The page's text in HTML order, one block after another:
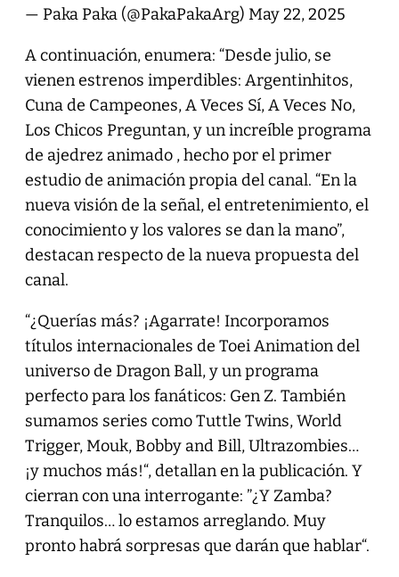
— Paka Paka (@PakaPakaArg) May 22, 2025
A continuación, enumera: “Desde julio, se
vienen estrenos imperdibles: Argentinhitos,
Cuna de Campeones, A Veces Sí, A Veces No,
Los Chicos Preguntan, y un increíble programa
de ajedrez animado , hecho por el primer
estudio de animación propia del canal. “En la
nueva visión de la señal, el entretenimiento, el
conocimiento y los valores se dan la mano”,
destacan respecto de la nueva propuesta del
canal.
“¿Querías más? ¡Agarrate! Incorporamos
títulos internacionales de Toei Animation del
universo de Dragon Ball, y un programa
perfecto para los fanáticos: Gen Z. También
sumamos series como Tuttle Twins, World
Trigger, Mouk, Bobby and Bill, Ultrazombies…
¡y muchos más!“, detallan en la publicación. Y
cierran con una interrogante: ”¿Y Zamba?
Tranquilos… lo estamos arreglando. Muy
pronto habrá sorpresas que darán que hablar“.